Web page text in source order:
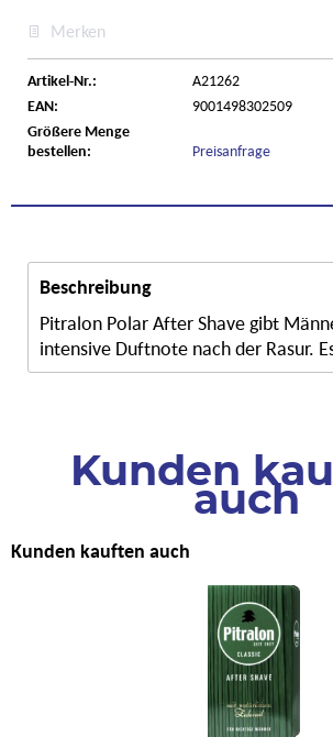
Merken
Artikel-Nr.:
A21262
EAN:
9001498302509
Größere Menge
bestellen:
Preisanfrage
Beschreibung
Pitralon Polar After Shave gibt
intensive Duftnote nach der Rasur.
Kunden
auch
Kunden kauften auch